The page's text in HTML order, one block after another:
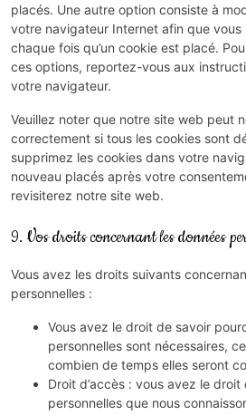
placés. Une autre option consiste à
votre navigateur Internet afin que vous
chaque fois qu’un cookie est placé.
ces options, reportez-vous aux
votre navigateur.
Veuillez noter que notre site web peut
correctement si tous les cookies sont
supprimez les cookies dans votre
nouveau placés après votre
revisiterez notre site web.
9. Vos droits concernant les données
Vous avez les droits suivants
personnelles :
Vous avez le droit de savoir
personnelles sont nécessaires,
combien de temps elles seront
Droit d’accès : vous avez le
personnelles que nous